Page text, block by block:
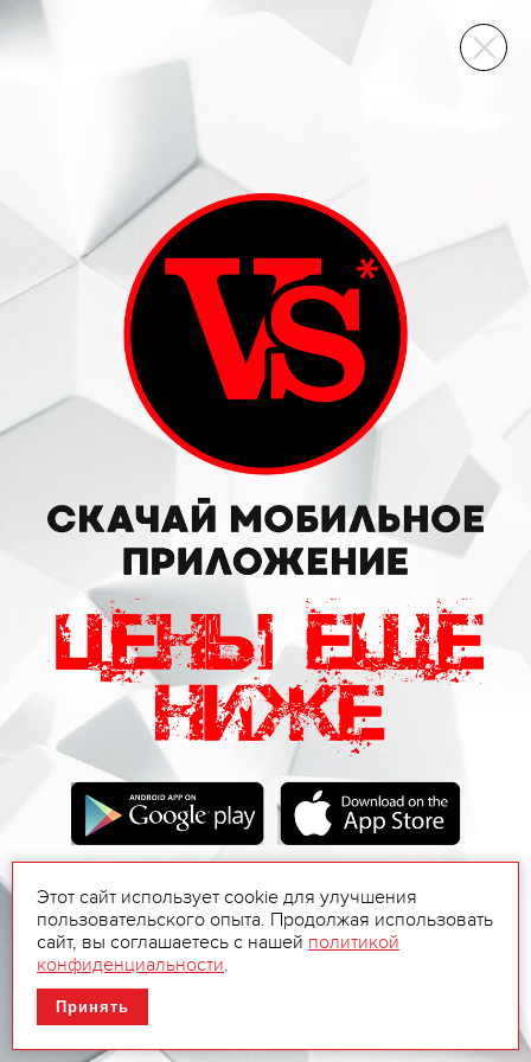
ВИННЫЙ СКЛАД
Этот сайт использует cookie для улучшения
пользовательского опыта. Продолжая использовать
сайт, вы соглашаетесь с нашей политикой
конфиденциальности.
Принять